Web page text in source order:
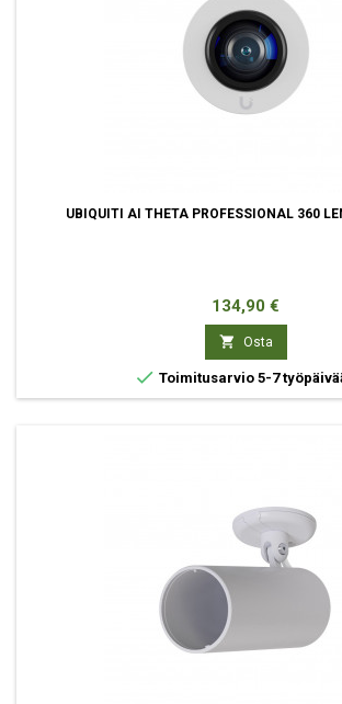
UBIQUITI AI THETA PROFESSIONAL 360
Hinta
134,90 €
 Osta
 Toimitusarvio 5-7